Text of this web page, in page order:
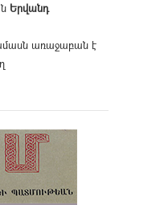
Երվանդ
առաջաբան է